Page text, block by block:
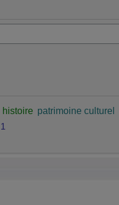
histoire patrimoine culturel
1